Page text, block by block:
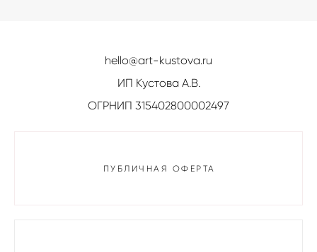
hello@art-kustova.ru
ИП Кустова А.В.
ОГРНИП 315402800002497
ПУБЛИЧНАЯ ОФЕРТА